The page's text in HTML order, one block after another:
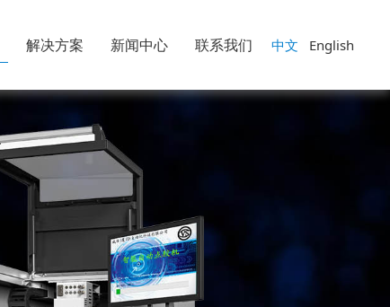
中文 English
解决方案 新闻中心 联系我们